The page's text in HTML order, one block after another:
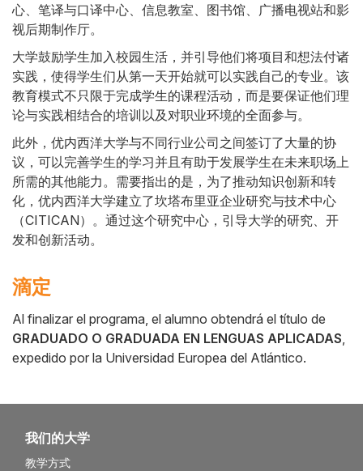
心、笔译与口译中心、信息教室、图书馆、广播电视站和影
视后期制作厅。
大学鼓励学生加入校园生活，并引导他们将项目和想法付诸
实践，使得学生们从第一天开始就可以实践自己的专业。该
教育模式不只限于完成学生的课程活动，而是要保证他们理
论与实践相结合的培训以及对职业环境的全面参与。
此外，优内西洋大学与不同行业公司之间签订了大量的协
议，可以完善学生的学习并且有助于发展学生在未来职场上
所需的其他能力。需要指出的是，为了推动知识创新和转
化，优内西洋大学建立了坎塔布里亚企业研究与技术中心
（CITICAN）。通过这个研究中心，引导大学的研究、开
发和创新活动。
滴定
Al finalizar el programa, el alumno obtendrá el título de
GRADUADO O GRADUADA EN LENGUAS APLICADAS,
expedido por la Universidad Europea del Atlántico.
我们的大学
教学方式